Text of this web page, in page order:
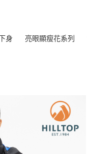
身 亮眼顯瘦花系列